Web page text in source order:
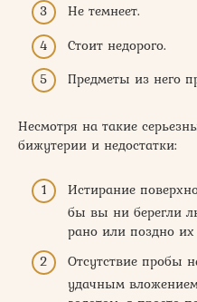
Не темнеет.
Стоит недорого.
Предметы из него
Несмотря на такие
бижутерии и недостатки:
Истирание
бы вы ни берегли
рано или поздно их
Отсутствие пробы
удачным